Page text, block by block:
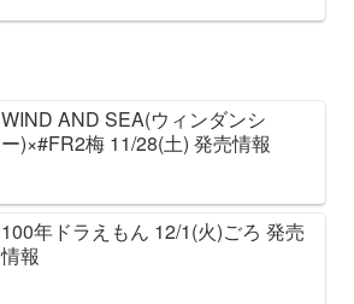
WIND AND SEA(ウィンダンシ
ー)×#FR2梅 11/28(土) 発売情報
100年ドラえもん 12/1(火)ごろ 発売
情報